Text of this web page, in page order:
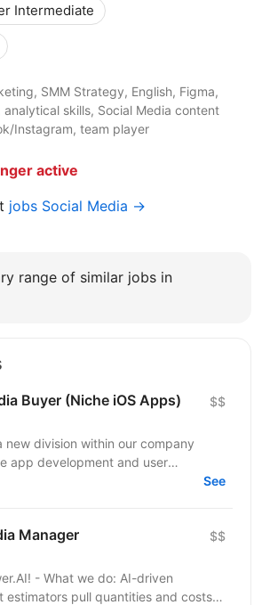
Intermediate
SMM Strategy, English, Figma,
analytical skills, Social Media content
Instagram, team player
active
jobs Social Media →
range of similar jobs in
Buyer (Niche iOS Apps) $$
new division within our company
app development and user
product is an iOS cleaner app, and
See
Manager $$
AI-driven
estimators pull quantities and costs